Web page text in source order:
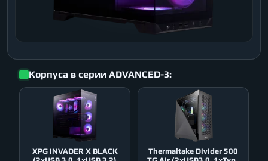
Корпуса в серии ADVANCED-3:
XPG INVADER X BLACK
Thermaltake Divider 500